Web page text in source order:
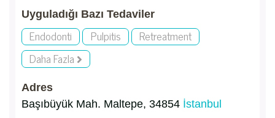
Uyguladığı Bazı Tedaviler
Endodonti Pulpitis
Retreatment
Daha Fazla
Adres
Başıbüyük Mah. Maltepe, 34854 İstanbul